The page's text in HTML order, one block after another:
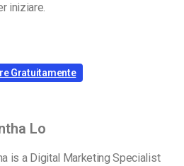
iniziare.
Gratuitamente
Lo
is a Digital Marketing Specialist